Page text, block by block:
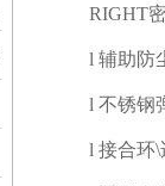
RIGHT
l 辅助防
l 不锈钢
l 接合环\